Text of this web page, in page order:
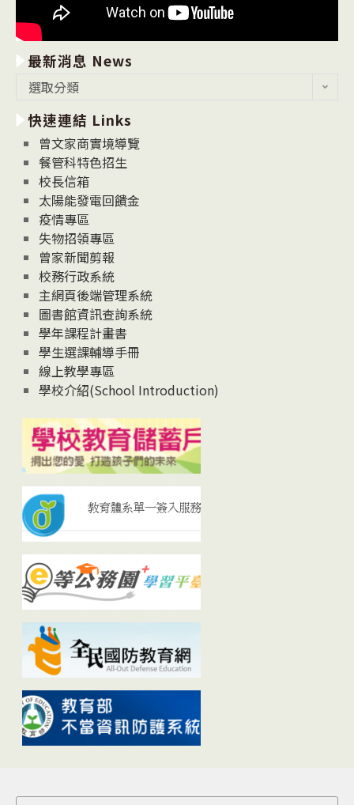
最新消息 News
消
息
News
選取分類
快速連結 Links
曾文家商實境導覽
餐管科特色招生
校長信箱
太陽能發電回饋金
疫情專區
失物招領專區
曾家新聞剪報
校務行政系統
主網頁後端管理系統
圖書館資訊查詢系統
學年課程計畫書
學生選課輔導手冊
線上教學專區
學校介紹(School Introduction)